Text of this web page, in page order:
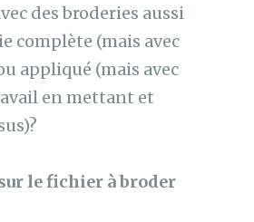
des broderies aussi
complète (mais avec
appliqué (mais avec
en mettant et
le fichier à broder